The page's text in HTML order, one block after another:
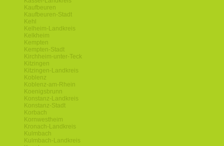
Kaufbeuren
Kaufbeuren-Stadt
Kehl
Kelheim-Landkreis
Kelkheim
Kempten
Kempten-Stadt
Kirchheim-unter-Teck
Kitzingen
Kitzingen-Landkreis
Koblenz
Koblenz-am-Rhein
Koenigsbrunn
Konstanz-Landkreis
Konstanz-Stadt
Korbach
Kornwestheim
Kronach-Landkreis
Kulmbach
Kulmbach-Landkreis